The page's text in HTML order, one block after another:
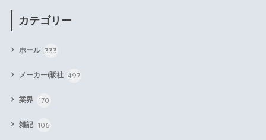
カテゴリー
ホール 333
メーカー/販社 497
業界 170
雑記 106